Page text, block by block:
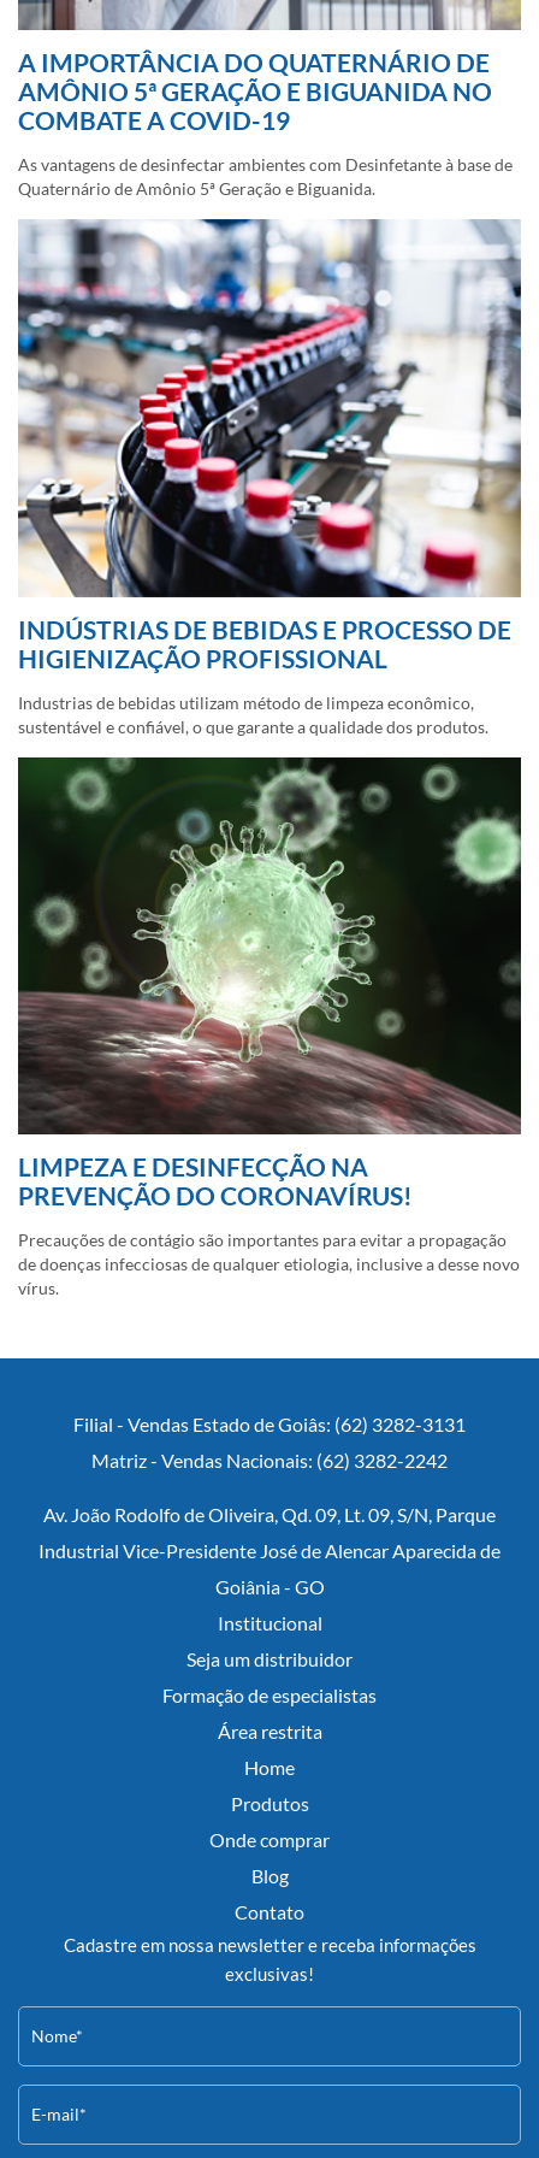
A IMPORTÂNCIA DO QUATERNÁRIO DE
AMÔNIO 5ª GERAÇÃO E BIGUANIDA NO
COMBATE A COVID-19
As vantagens de desinfectar ambientes com Desinfetante à base de
Quaternário de Amônio 5ª Geração e Biguanida.
INDÚSTRIAS DE BEBIDAS E PROCESSO DE
HIGIENIZAÇÃO PROFISSIONAL
Industrias de bebidas utilizam método de limpeza econômico,
sustentável e confiável, o que garante a qualidade dos produtos.
LIMPEZA E DESINFECÇÃO NA
PREVENÇÃO DO CORONAVÍRUS!
Precauções de contágio são importantes para evitar a propagação
de doenças infecciosas de qualquer etiologia, inclusive a desse novo
vírus.
Filial - Vendas Estado de Goiâs: (62) 3282-3131
Matriz - Vendas Nacionais: (62) 3282-2242
Av. João Rodolfo de Oliveira, Qd. 09, Lt. 09, S/N, Parque
Industrial Vice-Presidente José de Alencar Aparecida de
Goiânia - GO
Institucional
Seja um distribuidor
Formação de especialistas
Área restrita
Home
Produtos
Onde comprar
Blog
Contato
Cadastre em nossa newsletter e receba informações
exclusivas!